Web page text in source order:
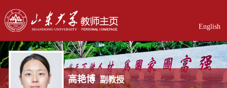
English
高艳博 副教授